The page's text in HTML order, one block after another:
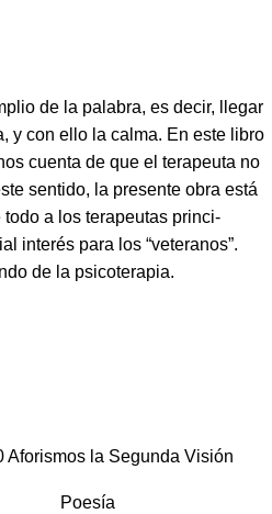
de la palabra, es decir, llegar
y con ello la calma. En este libro
cuenta de que el terapeuta no
sentido, la presente obra está
a los terapeutas princi-
interés para los “veteranos”.
de la psicoterapia.
Aforismos la Segunda Visión
Poesía